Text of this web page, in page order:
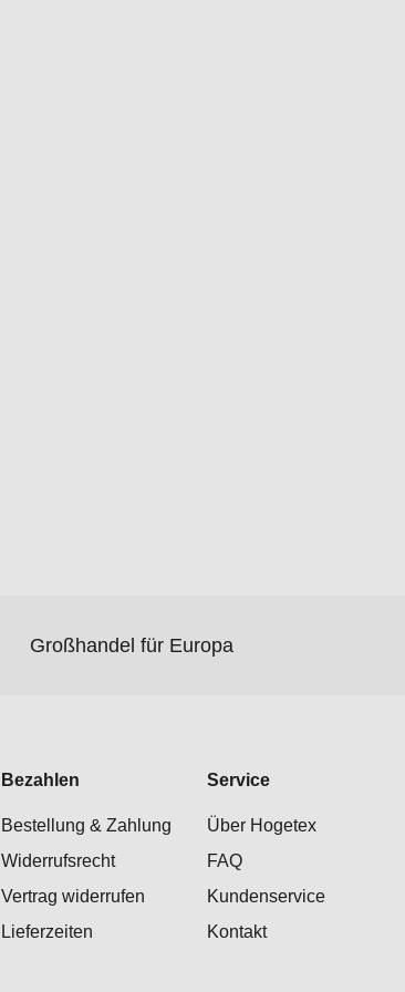
Großhandel für Europa
Bezahlen
Bestellung & Zahlung
Widerrufsrecht
Vertrag widerrufen
Lieferzeiten
Service
Über Hogetex
FAQ
Kundenservice
Kontakt